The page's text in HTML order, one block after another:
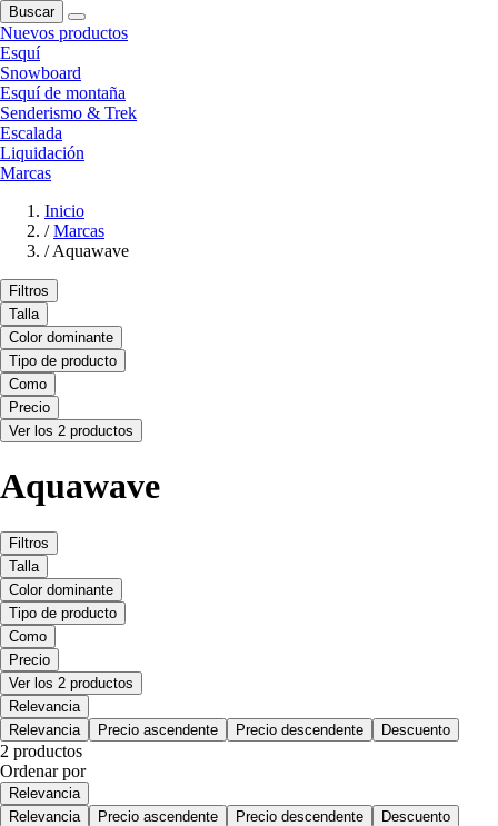
Buscar
Nuevos productos
Esquí
Snowboard
Esquí de montaña
Senderismo & Trek
Escalada
Liquidación
Marcas
Inicio
/ Marcas
/ Aquawave
Filtros
Talla
Color dominante
Tipo de producto
Como
Precio
Ver los 2 productos
Aquawave
Filtros
Talla
Color dominante
Tipo de producto
Como
Precio
Ver los 2 productos
Relevancia
Relevancia
Precio ascendente Precio descendente Descuento
2 productos
Ordenar por
Relevancia
Relevancia
Precio ascendente Precio descendente Descuento